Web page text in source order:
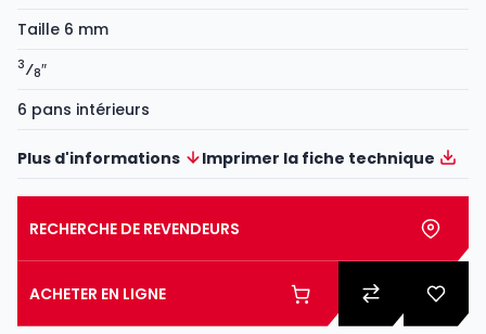
Taille 6 mm
3⁄8″
6 pans intérieurs
Plus d'informations Imprimer la fiche technique
RECHERCHE DE REVENDEURS
ACHETER EN LIGNE